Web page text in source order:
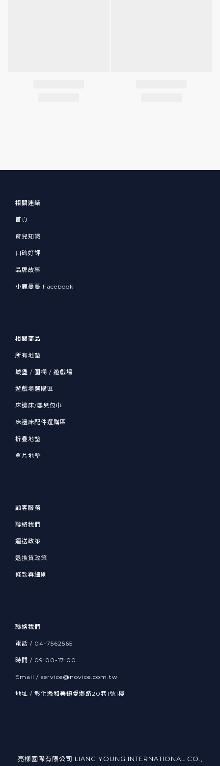
相關連結
首頁
育兒知識
口碑好評
品牌故事
小鹿蔓蔓 Facebook
相關商品
所有地墊
城堡 / 圍欄 / 遊戲場
遊戲場選購區
床邊床/嬰兒包巾
床邊床配件選購區
折疊地墊
單片地墊
顧客服務
聯絡我們
運送政策
退換貨政策
條款與細則
聯絡我們
電話 / 04-7562565
時間 / 09:00-17:00
Email / service@novice.com.tw
地址 / 彰化縣和美鎮愛鄉路20巷1號1樓
亮樣國際有限公司 LIANG YOUNG INTERNATIONAL CO.,